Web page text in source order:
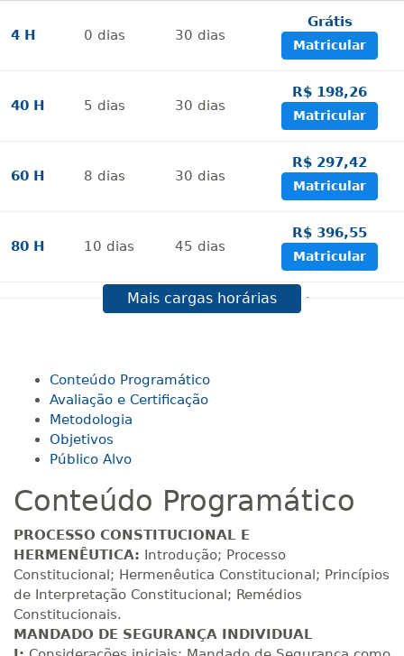
4 H 0 dias 30 dias
Grátis
Matricular
40 H 5 dias 30 dias
R$ 198,26
Matricular
60 H 8 dias 30 dias
R$ 297,42
Matricular
80 H 10 dias 45 dias
R$ 396,55
Matricular
dias 45dias
R$ 495,69
120 H 15dias 60dias
140 H 18 dias
160 H 20dias 60dias
R$ 793,10
180 H 23dias 90dias
R$ 892,23
Mais cargas horárias
Conteúdo Programático
Avaliação e Certificação
Metodologia
Objetivos
Público Alvo
Conteúdo Programático
PROCESSO CONSTITUCIONAL E
HERMENÊUTICA: Introdução; Processo
Constitucional; Hermenêutica Constitucional; Princípios
de Interpretação Constitucional; Remédios
Constitucionais.
MANDADO DE SEGURANÇA INDIVIDUAL